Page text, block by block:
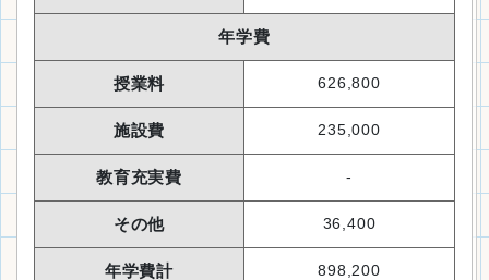
年学費
授業料 626,800
施設費 235,000
教育充実費 -
その他 36,400
年学費計 898,200